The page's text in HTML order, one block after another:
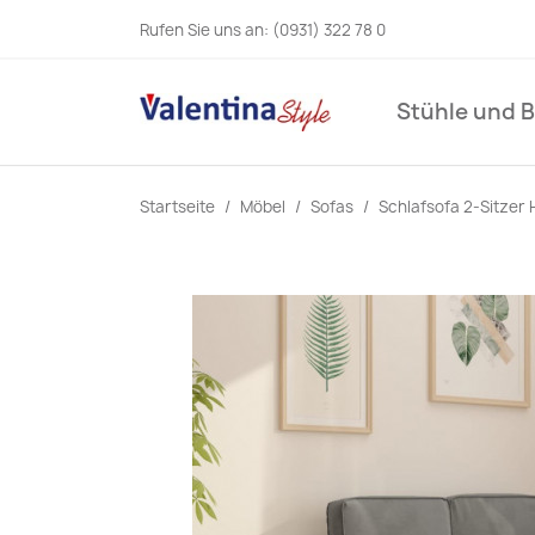
Rufen Sie uns an: (0931) 322 78 0
Stühle und
Startseite Möbel Sofas Schlafsofa 2-Sitzer